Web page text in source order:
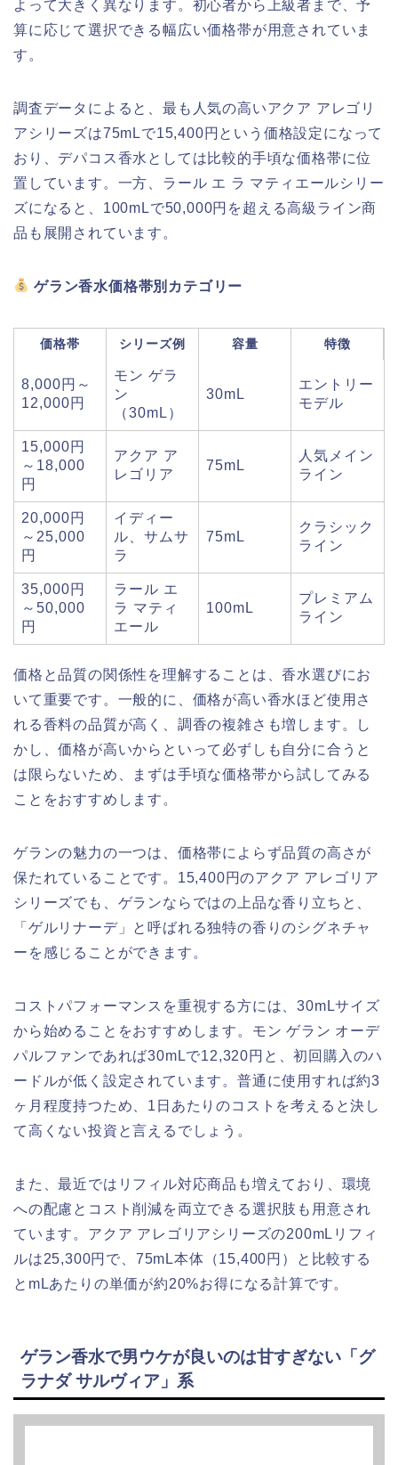
よって大きく異なります。初心者から上級者まで、予
算に応じて選択できる幅広い価格帯が用意されていま
す。
調査データによると、最も人気の高いアクア アレゴリ
アシリーズは75mLで15,400円という価格設定になって
おり、デパコス香水としては比較的手頃な価格帯に位
置しています。一方、ラール エ ラ マティエールシリー
ズになると、100mLで50,000円を超える高級ライン商
品も展開されています。
ゲラン香水価格帯別カテゴリー
価格帯 シリーズ例 容量 特徴
8,000円～
12,000円
モン ゲラ
ン
（30mL）
30mL
エントリー
モデル
15,000円
～18,000
円
アクア ア
レゴリア
75mL
人気メイン
ライン
20,000円
～25,000
円
イディー
ル、サムサ
ラ
75mL
クラシック
ライン
35,000円
～50,000
円
ラール エ
ラ マティ
エール
100mL
プレミアム
ライン
価格と品質の関係性を理解することは、香水選びにお
いて重要です。一般的に、価格が高い香水ほど使用さ
れる香料の品質が高く、調香の複雑さも増します。し
かし、価格が高いからといって必ずしも自分に合うと
は限らないため、まずは手頃な価格帯から試してみる
ことをおすすめします。
ゲランの魅力の一つは、価格帯によらず品質の高さが
保たれていることです。15,400円のアクア アレゴリア
シリーズでも、ゲランならではの上品な香り立ちと、
「ゲルリナーデ」と呼ばれる独特の香りのシグネチャ
ーを感じることができます。
コストパフォーマンスを重視する方には、30mLサイズ
から始めることをおすすめします。モン ゲラン オーデ
パルファンであれば30mLで12,320円と、初回購入のハ
ードルが低く設定されています。普通に使用すれば約3
ヶ月程度持つため、1日あたりのコストを考えると決し
て高くない投資と言えるでしょう。
また、最近ではリフィル対応商品も増えており、環境
への配慮とコスト削減を両立できる選択肢も用意され
ています。アクア アレゴリアシリーズの200mLリフィ
ルは25,300円で、75mL本体（15,400円）と比較する
とmLあたりの単価が約20%お得になる計算です。
ゲラン香水で男ウケが良いのは甘すぎない「グ
ラナダ サルヴィア」系